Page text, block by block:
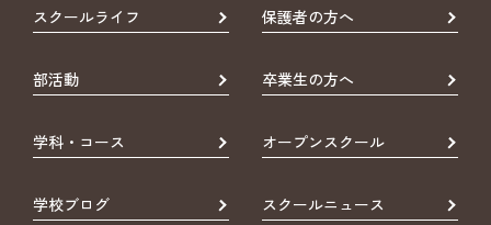
スクールライフ 保護者の方へ
部活動 卒業生の方へ
学科・コース オープンスクール
学校ブログ スクールニュース